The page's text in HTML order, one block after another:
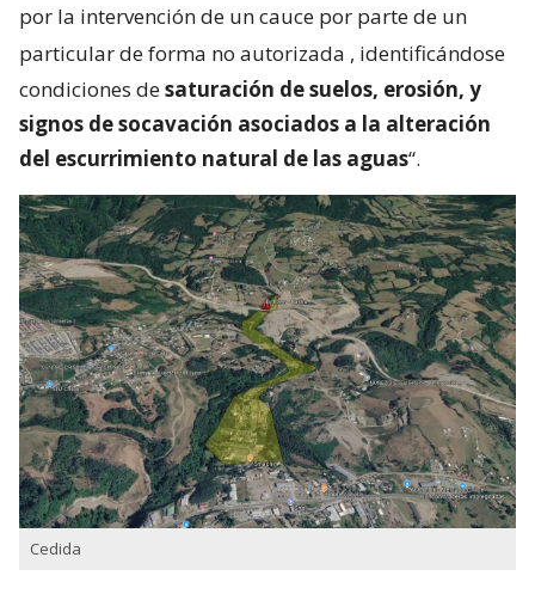
por la intervención de un cauce por parte de un
particular de forma no autorizada , identificándose
condiciones desaturación de suelos, erosión, y
signos de socavación asociados a la alteración
del escurrimiento natural de las aguas“.
Cedida